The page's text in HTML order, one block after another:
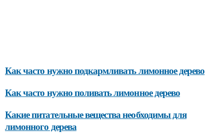
Как часто нужно подкармливать лимонное дерево
Как часто нужно поливать лимонное дерево
Какие питательные вещества необходимы для
лимонного дерева